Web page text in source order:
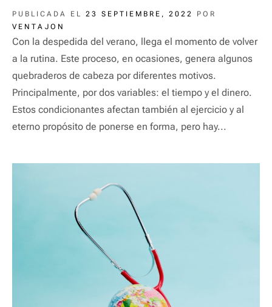
PUBLICADA EL 23 SEPTIEMBRE, 2022
POR
VENTAJON
Con la despedida del verano, llega el momento de volver
a la rutina. Este proceso, en ocasiones, genera algunos
quebraderos de cabeza por diferentes motivos.
Principalmente, por dos variables: el tiempo y el dinero.
Estos condicionantes afectan también al ejercicio y al
eterno propósito de ponerse en forma, pero hay...